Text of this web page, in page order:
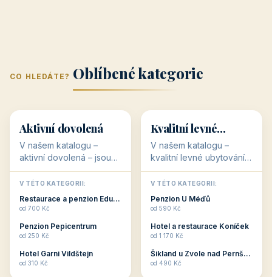
CO HLEDÁTE? Oblíbené kategorie
🥾 36 objektů
Aktivní dovolená
V našem katalogu –
aktivní dovolená – jsou
pro Vás připraveny
objekty, které s aktivní
dovolenou přímo
souvisejí. Aktivní
odpočinek jso...
V TÉTO KATEGORII:
Restaurace a penzion Eduard
od 700 Kč
Penzion Pepicentrum
od 250 Kč
Hotel Garni Vildštejn
od 310 Kč
💰
💰
34 objektů
Kvalitní levné
ubytování
V našem katalogu –
kvalitní levné ubytování –
jsou pro Vás připraveny
objekty, které nabízí
cenově dostupné
ubytování v ČR. Budete
c...
V TÉTO KATEGORII:
Penzion U Méďů
od 590 Kč
Hotel a restaurace Koníček
od 1 170 Kč
Šikland u Zvole nad Pernštejnem
od 490 Kč
👨‍👩‍👧‍👦 🧓